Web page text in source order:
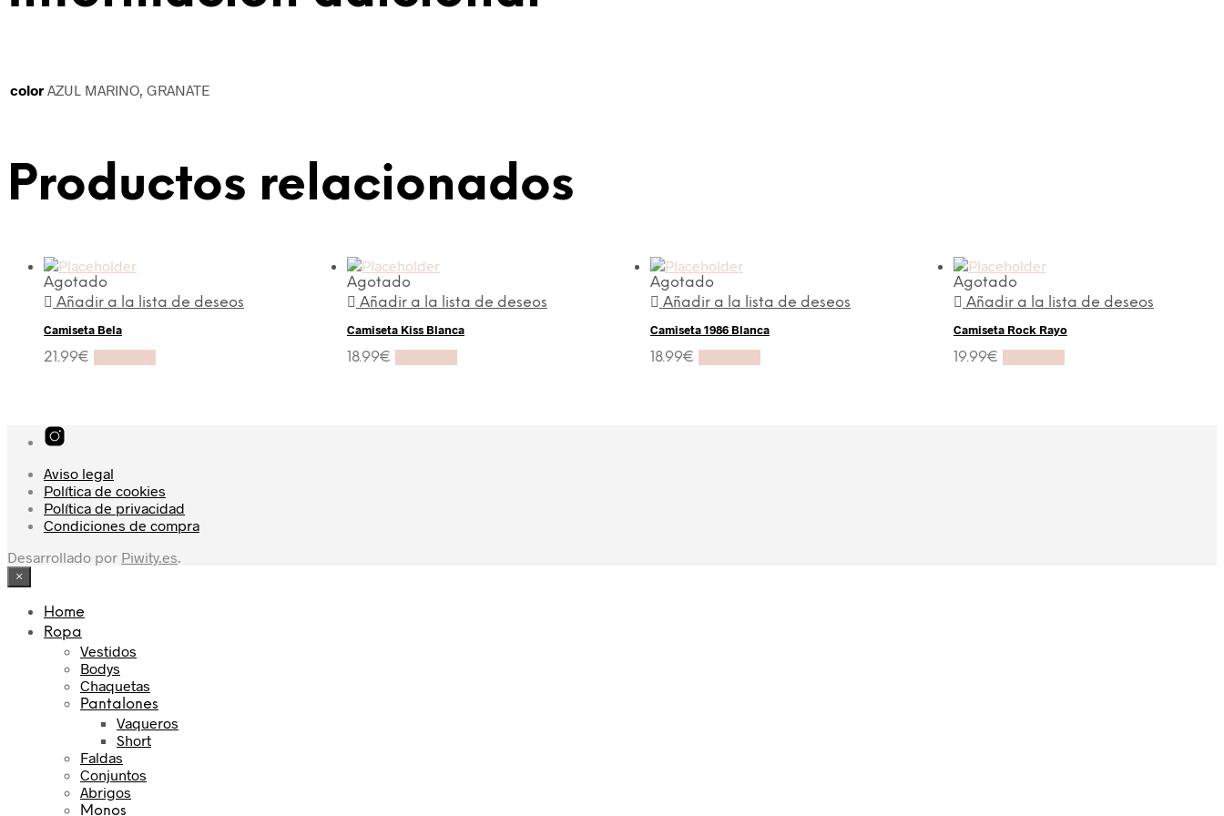
color AZUL MARINO, GRANATE
Productos relacionados
Agotado
Añadir a la lista de deseos
Camiseta Bela
21.99€
Agotado
Añadir a la lista de deseos
Camiseta Kiss Blanca
18.99€
Agotado
Añadir a la lista de deseos
Camiseta 1986 Blanca
18.99€
Agotado
Añadir a la lista de deseos
Camiseta Rock Rayo
19.99€
Aviso legal
Política de cookies
Política de privacidad
Condiciones de compra
Desarrollado por Piwity.es
×
Home
Ropa
Vestidos
Bodys
Chaquetas
Pantalones
Vaqueros
Short
Faldas
Conjuntos
Abrigos
Monos